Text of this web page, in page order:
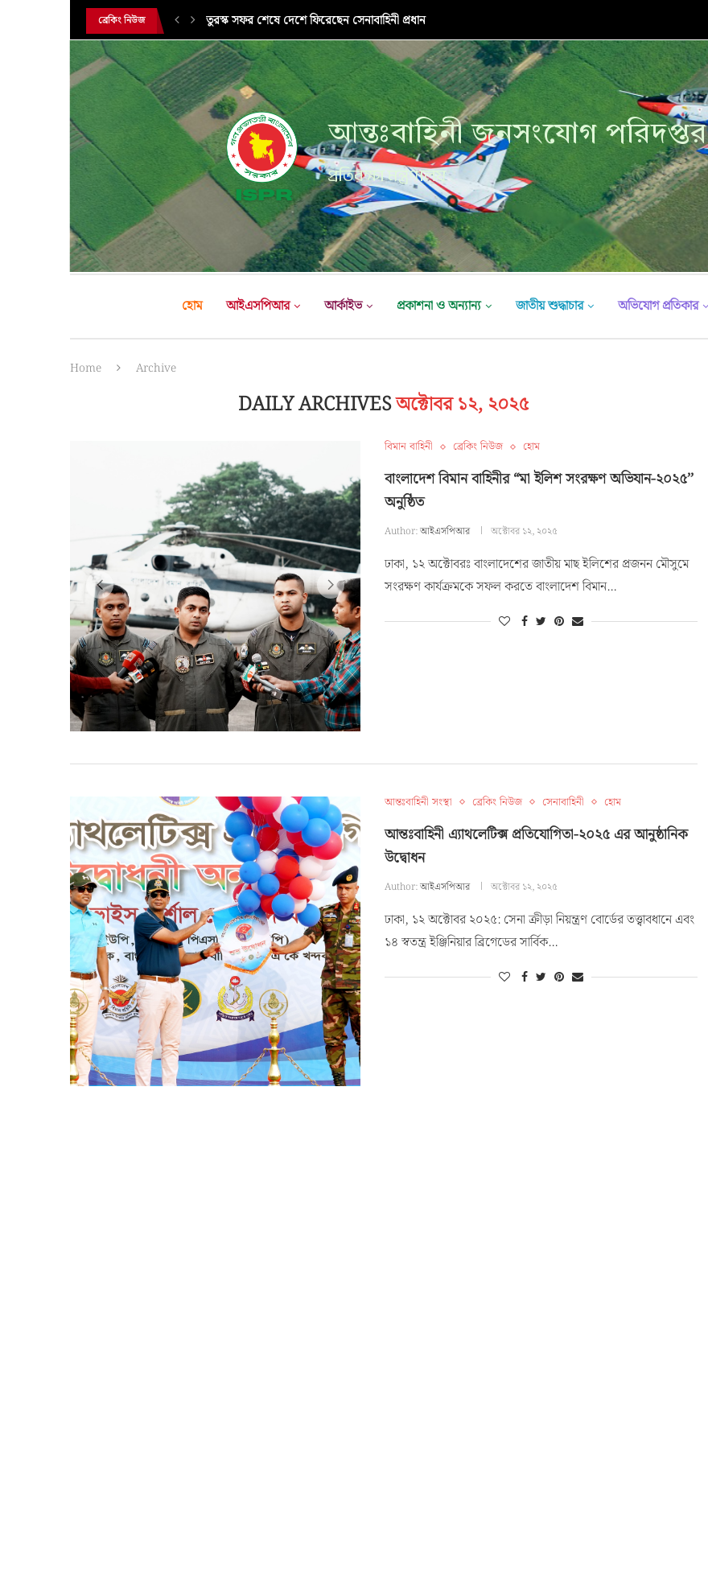
ব্রেকিং নিউজ তুরস্ক সফর শেষে দেশে ফিরেছেন সেনাবাহিনী প্রধান
আন্তঃবাহিনী জনসংযোগ পরিদপ্তর
প্রতিরক্ষা মন্ত্রণালয়
হোম আইএসপিআর আর্কাইভ প্রকাশনা ও অন্যান্য জাতীয় শুদ্ধাচার অভিযোগ প্রতিকার
Home Archive
DAILY ARCHIVESঅক্টোবর ১২, ২০২৫
বিমান বাহিনী ব্রেকিং নিউজ হোম
বাংলাদেশ বিমান বাহিনীর “মা ইলিশ সংরক্ষণ অভিযান-২০২৫’’
অনুষ্ঠিত
Author:আইএসপিআর অক্টোবর ১২, ২০২৫
ঢাকা, ১২ অক্টোবরঃ বাংলাদেশের জাতীয় মাছ ইলিশের প্রজনন মৌসুমে
সংরক্ষণ কার্যক্রমকে সফল করতে বাংলাদেশ বিমান…
আন্তঃবাহিনী সংস্থা ব্রেকিং নিউজ সেনাবাহিনী হোম
আন্তঃবাহিনী এ্যাথলেটিক্স প্রতিযোগিতা-২০২৫ এর আনুষ্ঠানিক
উদ্বোধন
Author:আইএসপিআর অক্টোবর ১২, ২০২৫
ঢাকা, ১২ অক্টোবর ২০২৫: সেনা ক্রীড়া নিয়ন্ত্রণ বোর্ডের তত্ত্বাবধানে এবং
১৪ স্বতন্ত্র ইঞ্জিনিয়ার ব্রিগেডের সার্বিক…